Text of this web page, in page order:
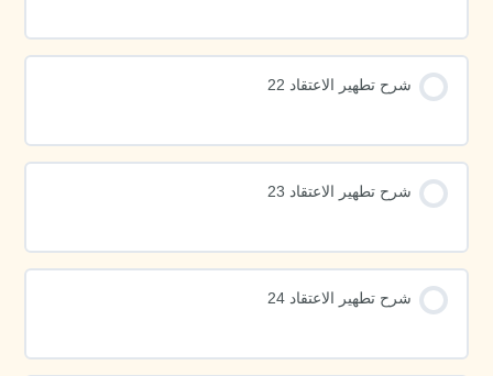
شرح تطهير الاعتقاد 22
شرح تطهير الاعتقاد 23
شرح تطهير الاعتقاد 24